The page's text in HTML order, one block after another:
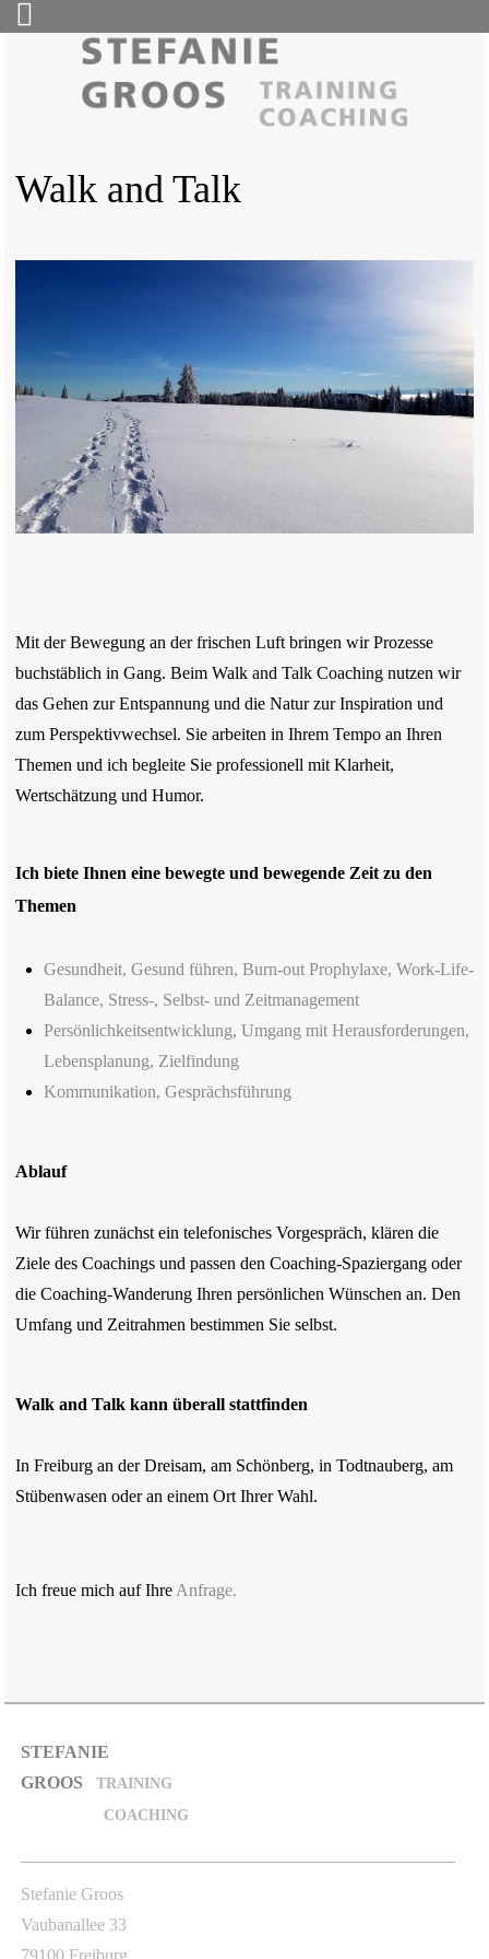
Walk and Talk
Mit der Bewegung an der frischen Luft bringen wir Prozesse
buchstäblich in Gang. Beim Walk and Talk Coaching nutzen wir
das Gehen zur Entspannung und die Natur zur Inspiration und
zum Perspektivwechsel. Sie arbeiten in Ihrem Tempo an Ihren
Themen und ich begleite Sie professionell mit Klarheit,
Wertschätzung und Humor.
Ich biete Ihnen eine bewegte und bewegende Zeit zu den
Themen
Gesundheit, Gesund führen, Burn-out Prophylaxe, Work-Life-
Balance, Stress-, Selbst- und Zeitmanagement
Persönlichkeitsentwicklung, Umgang mit Herausforderungen,
Lebensplanung, Zielfindung
Kommunikation, Gesprächsführung
Ablauf
Wir führen zunächst ein telefonisches Vorgespräch, klären die
Ziele des Coachings und passen den Coaching-Spaziergang oder
die Coaching-Wanderung Ihren persönlichen Wünschen an. Den
Umfang und Zeitrahmen bestimmen Sie selbst.
Walk and Talk kann überall stattfinden
In Freiburg an der Dreisam, am Schönberg, in Todtnauberg, am
Stübenwasen oder an einem Ort Ihrer Wahl.
Ich freue mich auf Ihre Anfrage.
STEFANIE
GROOS
TRAINING
COACHING
Stefanie Groos
Vaubanallee 33